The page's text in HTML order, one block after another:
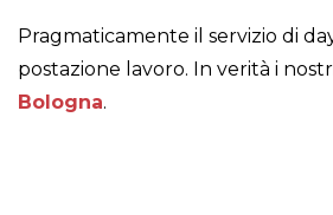
Pragmaticamente il servizio di
postazione lavoro. In verità i
Bologna.